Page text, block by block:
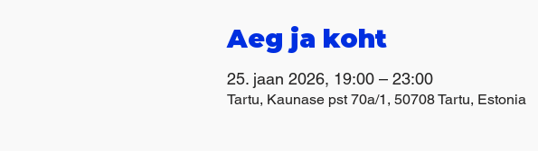
Aeg ja koht
25. jaan 2026, 19:00 – 23:00
Tartu, Kaunase pst 70a/1, 50708 Tartu, Estonia